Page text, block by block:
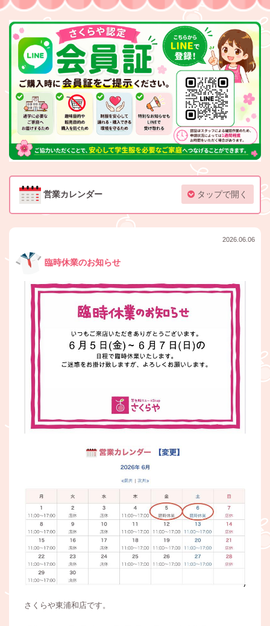
営業カレンダー タップで開く
2026.06.06
臨時休業のお知らせ
さくらや東浦和店です。